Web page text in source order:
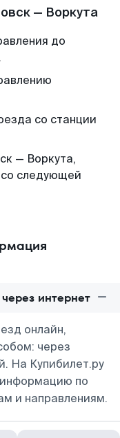
— Воркута
до
со станции
— Воркута,
следующей
интернет
онлайн,
через
На Купибилет.ру
по
и направлениям.